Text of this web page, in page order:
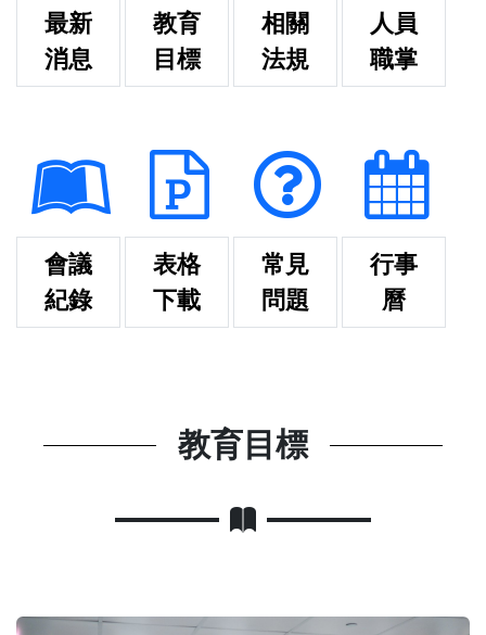
最新
消息
教育
目標
相關
法規
人員
職掌
會議
紀錄
表格
下載
常見
問題
行事
曆
教育目標